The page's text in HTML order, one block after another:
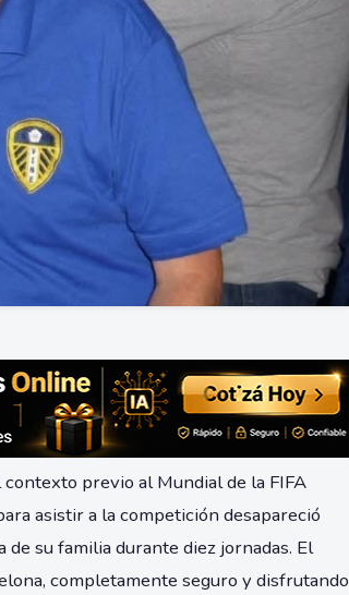
previo al Mundial de la FIFA
asistir a la competición desapareció
su familia durante diez jornadas. El
completamente seguro y disfrutando